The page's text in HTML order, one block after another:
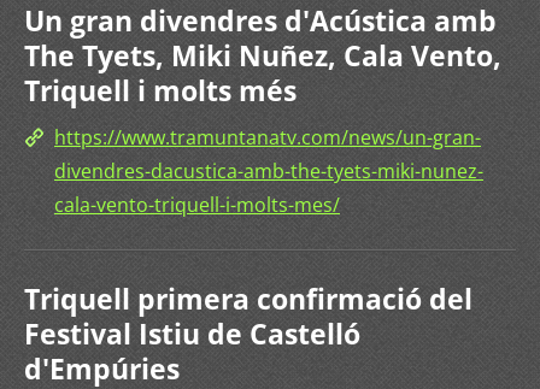
Un gran divendres d'Acústica amb
The Tyets, Miki Nuñez, Cala Vento,
Triquell i molts més
https://www.tramuntanatv.com/news/un-gran-
divendres-dacustica-amb-the-tyets-miki-nunez-
cala-vento-triquell-i-molts-mes/
Triquell primera confirmació del
Festival Istiu de Castelló
d'Empúries